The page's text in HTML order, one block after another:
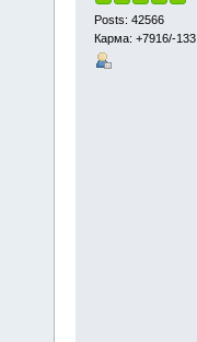
Posts: 42566
Карма: +7916/-133